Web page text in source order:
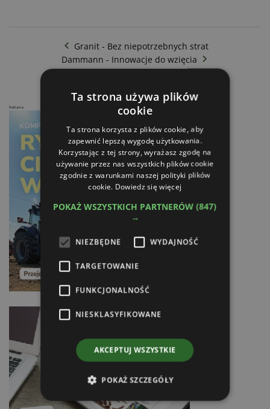
Granit - Bez niepotrzebnych strat
Dammann - Innowacje do wzięcia
Reklama
Ta strona używa plików
cookie
Ta strona korzysta z plików cookie, aby
zapewnić lepszą wygodę użytkowania.
Korzystając z tej strony, wyrażasz zgodę na
używanie przez nas wszystkich plików cookie
zgodnie z warunkami naszej polityki plików
cookie. Dowiedz się więcej
POKAŻ WSZYSTKICH PARTNERÓW(847)
→
NIEZBĘDNE WYDAJNOŚĆ
TARGETOWANIE
FUNKCJONALNOŚĆ
NIESKLASYFIKOWANE
AKCEPTUJ WSZYSTKIE
POKAŻ SZCZEGÓŁY